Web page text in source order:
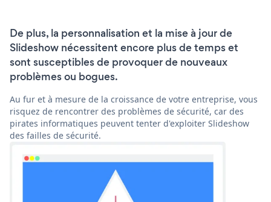
De plus, la personnalisation et la mise à jour de
Slideshow nécessitent encore plus de temps et
sont susceptibles de provoquer de nouveaux
problèmes ou bogues.
Au fur et à mesure de la croissance de votre entreprise, vous
risquez de rencontrer des problèmes de sécurité, car des
pirates informatiques peuvent tenter d'exploiter Slideshow
des failles de sécurité.